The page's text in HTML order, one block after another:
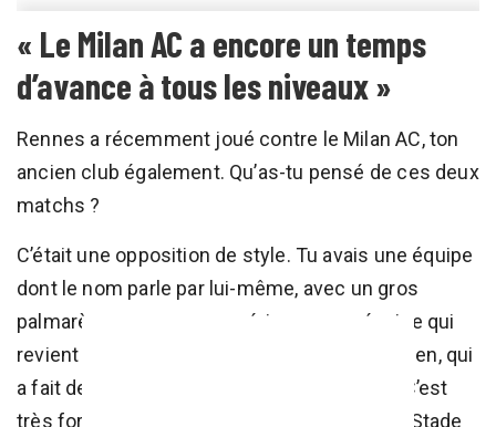
« Le Milan AC a encore un temps
d’avance à tous les niveaux »
Rennes a récemment joué contre le Milan AC, ton
ancien club également. Qu’as-tu pensé de ces deux
matchs ?
C’était une opposition de style. Tu avais une équipe
dont le nom parle par lui-même, avec un gros
palmarès, une grosse expérience, une équipe qui
revient en haut de l’affiche, au niveau européen, qui
a fait demi-finale de Ligue des Champions. C’est
très fort, très costaud. À côté de ça, tu as le Stade